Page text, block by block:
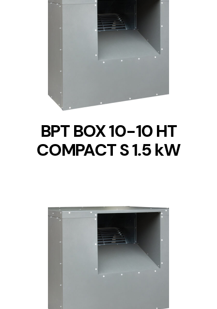
DETAILS
BPT BOX 10-10 HT
COMPACT S 1.5 kW
DETAILS